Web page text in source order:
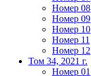
Номер 08
Номер 09
Номер 10
Номер 11
Номер 12
Том 34, 2021 г.
Номер 01